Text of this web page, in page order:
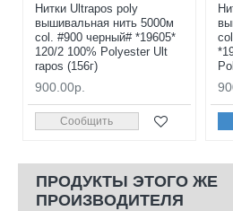
Нитки Ultrapos poly
вышивальная нить 5000м
col. #900 черный# *19605*
120/2 100% Polyester Ult
rapos (156г)
900.00р.
Сообщить
ПРОДУКТЫ ЭТОГО ЖЕ
ПРОИЗВОДИТЕЛЯ